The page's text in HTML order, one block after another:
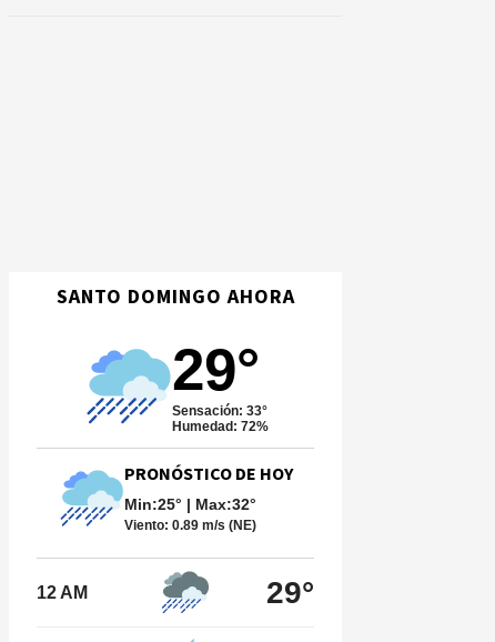
SANTO DOMINGO AHORA
29°
Sensación: 33°
Humedad: 72%
PRONÓSTICO DE HOY
Min:25° | Max:32°
Viento: 0.89 m/s (NE)
12 AM 29°